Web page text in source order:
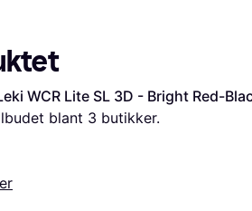
WCR Lite SL 3D - Bright Red-
blant 3 butikker.